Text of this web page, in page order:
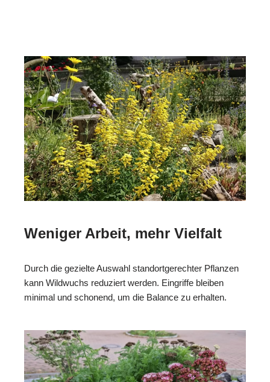
Weniger Arbeit, mehr Vielfalt
Durch die gezielte Auswahl standortgerechter Pflanzen
kann Wildwuchs reduziert werden. Eingriffe bleiben
minimal und schonend, um die Balance zu erhalten.